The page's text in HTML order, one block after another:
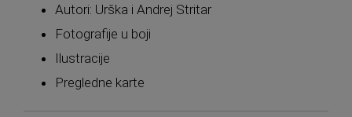
Autori: Urška i Andrej Stritar
Fotografije u boji
Ilustracije
Pregledne karte